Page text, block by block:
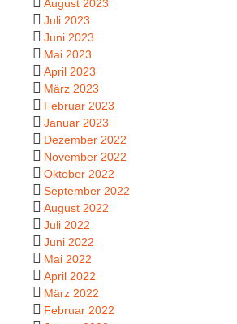
August 2023
Juli 2023
Juni 2023
Mai 2023
April 2023
März 2023
Februar 2023
Januar 2023
Dezember 2022
November 2022
Oktober 2022
September 2022
August 2022
Juli 2022
Juni 2022
Mai 2022
April 2022
März 2022
Februar 2022